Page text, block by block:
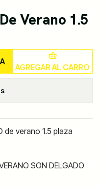
Verano 1.5
AGREGAR AL CARRO
de verano 1.5 plaza
SON DELGADO